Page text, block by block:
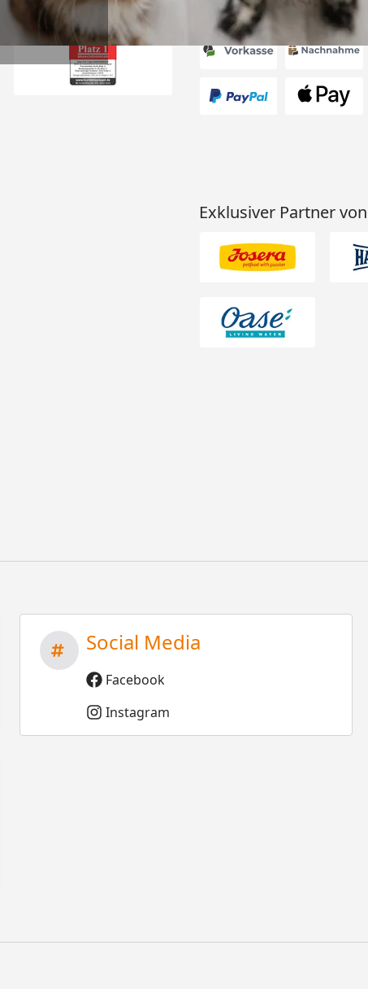
Akzeptierte
Exklusiver Partner von
Social Media
Facebook
Instagram